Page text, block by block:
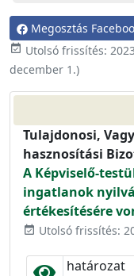
Megosztás
event_available Utolsó frissítés:
december 1.)
Tulajdonosi,
hasznosítási
A Képviselő-
ingatlanok
értékesítésére
event_available Utolsó frissítés:
határozat